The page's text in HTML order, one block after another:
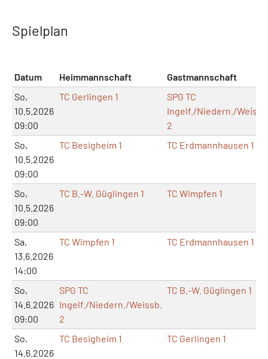
Spielplan
Datum Heimmannschaft
Gastmannschaft
So,
10.5.2026
09:00
TC Gerlingen 1
SPG TC
Ingelf./Niedern./
2
So,
10.5.2026
09:00
TC Besigheim 1 TC Erdmannhausen 1
So,
10.5.2026
09:00
TC B.-W. Güglingen 1 TC Wimpfen 1
Sa,
13.6.2026
14:00
TC Wimpfen 1 TC Erdmannhausen 1
So,
14.6.2026
09:00
SPG TC
Ingelf./Niedern./Weissb.
2
TC B.-W. Güglingen 1
So,
14.6.2026
TC Besigheim 1 TC Gerlingen 1